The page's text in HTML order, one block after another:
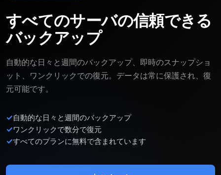
すべてのサーバの信頼できる
バックアップ
自動的な日々と週間のバックアップ、即時のスナップショ
ット、ワンクリックでの復元。データは常に保護され、復
元可能です。
✓自動的な日々と週間のバックアップ
✓ワンクリックで数分で復元
✓すべてのプランに無料で含まれています